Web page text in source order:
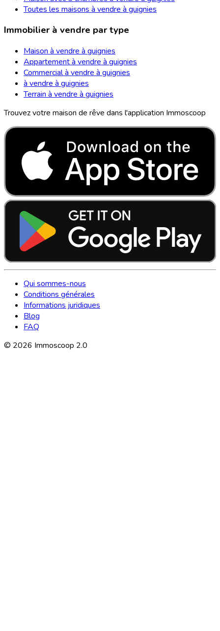
Toutes les maisons à vendre à guignies
Immobilier à vendre par type
Maison à vendre à guignies
Appartement à vendre à guignies
Commercial à vendre à guignies
à vendre à guignies
Terrain à vendre à guignies
Trouvez votre maison de rêve dans l'application Immoscoop
Qui sommes-nous
Conditions générales
Informations juridiques
Blog
FAQ
© 2026 Immoscoop 2.0